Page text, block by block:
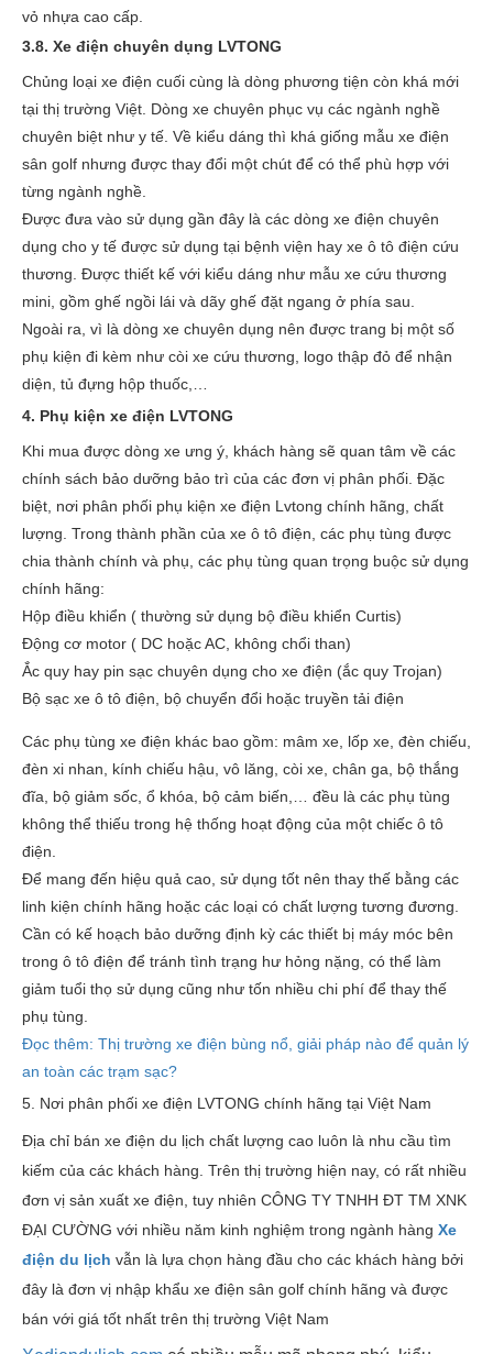
vỏ nhựa cao cấp.
3.8. Xe điện chuyên dụng LVTONG
Chủng loại xe điện cuối cùng là dòng phương tiện còn khá mới
tại thị trường Việt. Dòng xe chuyên phục vụ các ngành nghề
chuyên biệt như y tế. Về kiểu dáng thì khá giống mẫu xe điện
sân golf nhưng được thay đổi một chút để có thể phù hợp với
từng ngành nghề.
Được đưa vào sử dụng gần đây là các dòng xe điện chuyên
dụng cho y tế được sử dụng tại bệnh viện hay xe ô tô điện cứu
thương. Được thiết kế với kiểu dáng như mẫu xe cứu thương
mini, gồm ghế ngồi lái và dãy ghế đặt ngang ở phía sau.
Ngoài ra, vì là dòng xe chuyên dụng nên được trang bị một số
phụ kiện đi kèm như còi xe cứu thương, logo thập đỏ để nhận
diện, tủ đựng hộp thuốc,…
4. Phụ kiện xe điện LVTONG
Khi mua được dòng xe ưng ý, khách hàng sẽ quan tâm về các
chính sách bảo dưỡng bảo trì của các đơn vị phân phối. Đặc
biệt, nơi phân phối phụ kiện xe điện Lvtong chính hãng, chất
lượng. Trong thành phần của xe ô tô điện, các phụ tùng được
chia thành chính và phụ, các phụ tùng quan trọng buộc sử dụng
chính hãng:
Hộp điều khiển ( thường sử dụng bộ điều khiển Curtis)
Động cơ motor ( DC hoặc AC, không chổi than)
Ắc quy hay pin sạc chuyên dụng cho xe điện (ắc quy Trojan)
Bộ sạc xe ô tô điện, bộ chuyển đổi hoặc truyền tải điện
Các phụ tùng xe điện khác bao gồm: mâm xe, lốp xe, đèn chiếu,
đèn xi nhan, kính chiếu hậu, vô lăng, còi xe, chân ga, bộ thắng
đĩa, bộ giảm sốc, ổ khóa, bộ cảm biến,… đều là các phụ tùng
không thể thiếu trong hệ thống hoạt động của một chiếc ô tô
điện.
Để mang đến hiệu quả cao, sử dụng tốt nên thay thế bằng các
linh kiện chính hãng hoặc các loại có chất lượng tương đương.
Cần có kế hoạch bảo dưỡng định kỳ các thiết bị máy móc bên
trong ô tô điện để tránh tình trạng hư hỏng nặng, có thể làm
giảm tuổi thọ sử dụng cũng như tốn nhiều chi phí để thay thế
phụ tùng.
Đọc thêm: Thị trường xe điện bùng nổ, giải pháp nào để quản lý
an toàn các trạm sạc?
5. Nơi phân phối xe điện LVTONG chính hãng tại Việt Nam
Địa chỉ bán xe điện du lịch chất lượng cao luôn là nhu cầu tìm
kiếm của các khách hàng. Trên thị trường hiện nay, có rất nhiều
đơn vị sản xuất xe điện, tuy nhiên CÔNG TY TNHH ĐT TM XNK
ĐẠI CƯỜNG với nhiều năm kinh nghiệm trong ngành hàng Xe
điện du lịch vẫn là lựa chọn hàng đầu cho các khách hàng bởi
đây là đơn vị nhập khẩu xe điện sân golf chính hãng và được
bán với giá tốt nhất trên thị trường Việt Nam